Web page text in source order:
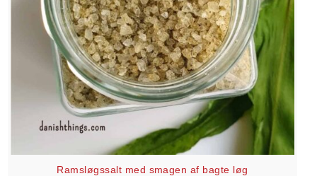
Ramsløgssalt med smagen af bagte løg